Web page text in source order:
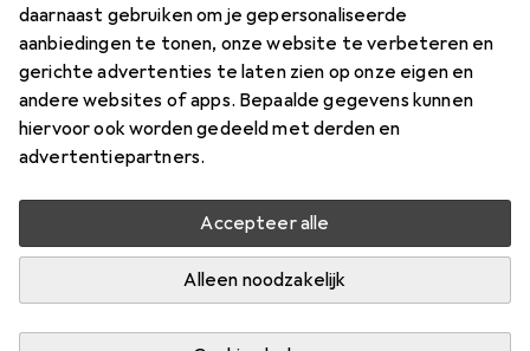
daarnaast gebruiken om je gepersonaliseerde
aanbiedingen te tonen, onze website te verbeteren en
gerichte advertenties te laten zien op onze eigen en
andere websites of apps. Bepaalde gegevens kunnen
hiervoor ook worden gedeeld met derden en
advertentiepartners.
Accepteer alle
Alleen noodzakelijk